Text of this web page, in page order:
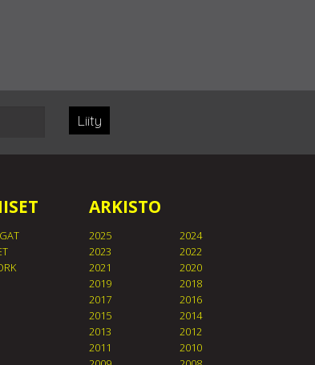
Liity
ARKISTO
2025
2024
2023
2022
2021
2020
2019
2018
2017
2016
2015
2014
2013
2012
2011
2010